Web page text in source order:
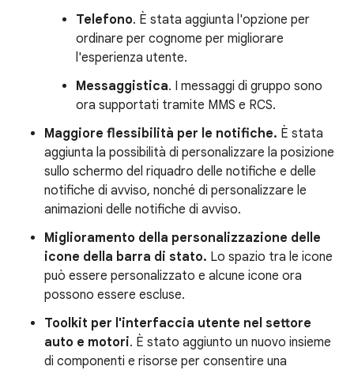
Telefono. È stata aggiunta l'opzione per
ordinare per cognome per migliorare
l'esperienza utente.
Messaggistica. I messaggi di gruppo sono
ora supportati tramite MMS e RCS.
Maggiore flessibilità per le notifiche. È stata
aggiunta la possibilità di personalizzare la posizione
sullo schermo del riquadro delle notifiche e delle
notifiche di avviso, nonché di personalizzare le
animazioni delle notifiche di avviso.
Miglioramento della personalizzazione delle
icone della barra di stato. Lo spazio tra le icone
può essere personalizzato e alcune icone ora
possono essere escluse.
Toolkit per l'interfaccia utente nel settore
auto e motori. È stato aggiunto un nuovo insieme
di componenti e risorse per consentire una